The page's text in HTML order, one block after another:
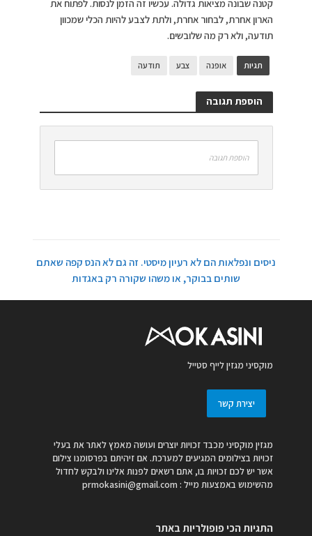
קטנה שבונה מציאות גדולה. עכשיו זה הזמן לנסות. לפתוח את
הארון אחרת, לבחור אחרת, ולתת לצבע להיות הכלי שמכוון
תודעה, ולא רק מה שלובשים.
תגיות אופנה צבע תודעה
הוספת תגובה
הוספת תגובה
ניסים ונפלאות הם לא רעיון מיסטי. זה גם לא הנס קפה שאתם
שותים בבוקר, או משהו שקורה רק באגדות
מוקסיני מגזין לייף סטייל
יצירת קשר
מגזין מוקסיני מכבד זכויות יוצרים ועושה מאמץ לאתר את בעלי
זכויות בצילומים המגיעים למערכת. אם זיהיתם בפרסומנו צילום
אשר יש לכם זכויות בו, אתם רשאים לפנות אלינו ולבקש לחדול
מהשימוש באמצעות מייל : prmokasini@gmail.com
התגיות הכי פופולריות באתר